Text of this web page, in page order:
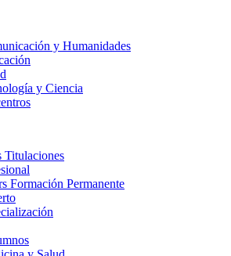
y Humanidades
y Ciencia
Titulaciones
Formación Permanente